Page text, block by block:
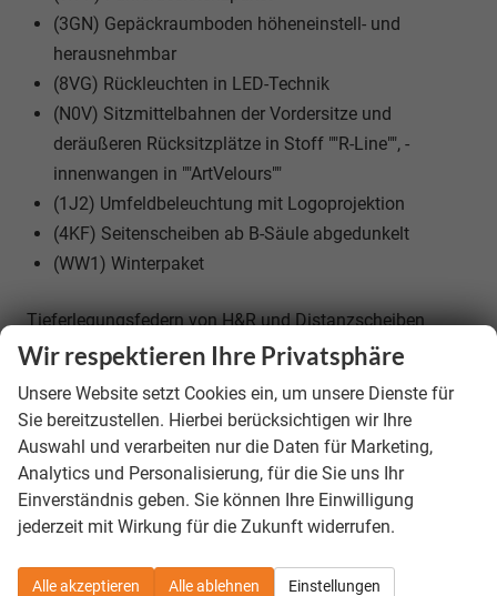
(3GN) Gepäckraumboden höheneinstell- und
herausnehmbar
(8VG) Rückleuchten in LED-Technik
(N0V) Sitzmittelbahnen der Vordersitze und
deräußeren Rücksitzplätze in Stoff ""R-Line"", -
innenwangen in ""ArtVelours""
(1J2) Umfeldbeleuchtung mit Logoprojektion
(4KF) Seitenscheiben ab B-Säule abgedunkelt
(WW1) Winterpaket
Tieferlegungsfedern von H&R und Distanzscheiben
verbaut, orig. Federn vorhanden
Räder & Technik
Lautstärke externes Rollgeräusch der Reifen
Tragfähigkeitsindex
Sonstiges
Anhängelast (ungebremst)
Wir respektieren Ihre Privatsphäre
Unsere Website setzt Cookies ein, um unsere Dienste für
Sie bereitzustellen. Hierbei berücksichtigen wir Ihre
Auswahl und verarbeiten nur die Daten für Marketing,
Analytics und Personalisierung, für die Sie uns Ihr
Einverständnis geben. Sie können Ihre Einwilligung
jederzeit mit Wirkung für die Zukunft widerrufen.
Alle akzeptieren Alle ablehnen Einstellungen